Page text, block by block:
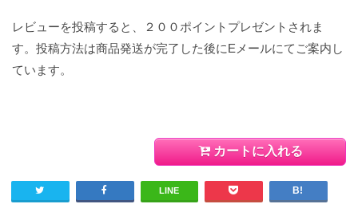
レビューを投稿すると、２００ポイントプレゼントされま
す。投稿方法は商品発送が完了した後にEメールにてご案内し
ています。
カートに入れる
LINE